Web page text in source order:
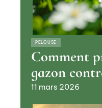
PELOUSE
Comment
gazon
11 mars 2026